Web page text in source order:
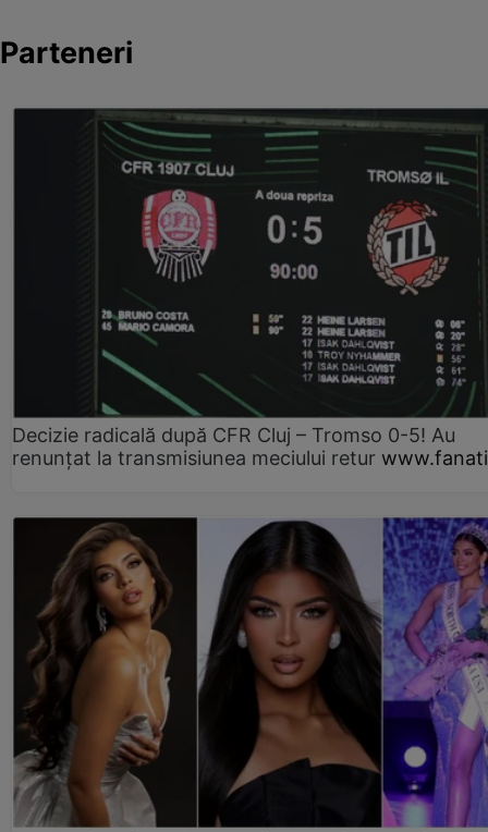
Parteneri
Decizie radicală după CFR Cluj – Tromso 0-5! Au
renunțat la transmisiunea meciului retur